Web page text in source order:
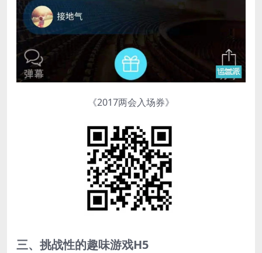
《2017两会入场券》
三、挑战性的趣味游戏H5